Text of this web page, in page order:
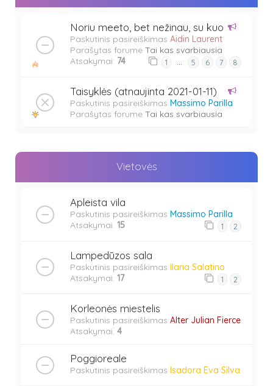
Noriu meeto, bet nežinau, su kuo
Paskutinis pasireiškimas Aidin Laurent
Parašytas forume Tai kas svarbiausia
Atsakymai: 74 1 … 5 6 7 8
Taisyklės (atnaujinta 2021-01-11)
Paskutinis pasireiškimas Massimo Parilla
Parašytas forume Tai kas svarbiausia
Vietovės
Apleista vila
Paskutinis pasireiškimas Massimo Parilla
Atsakymai: 15 1 2
Lampedūzos sala
Paskutinis pasireiškimas Ilaria Salatino
Atsakymai: 17 1 2
Korleonės miestelis
Paskutinis pasireiškimas Alter Julian Fierce
Atsakymai: 4
Poggioreale
Paskutinis pasireiškimas Isadora Eva Silva